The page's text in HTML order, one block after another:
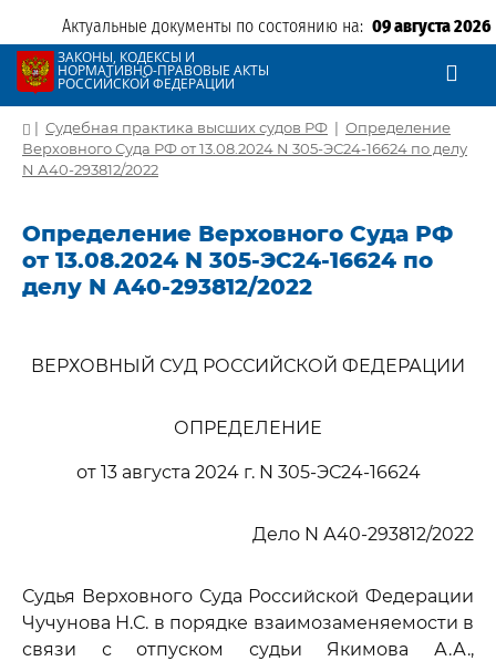
Актуальные документы по состоянию на: 09 августа 2026
ЗАКОНЫ, КОДЕКСЫ И
НОРМАТИВНО-ПРАВОВЫЕ АКТЫ
РОССИЙСКОЙ ФЕДЕРАЦИИ
| Судебная практика высших судов РФ | Определение
Верховного Суда РФ от 13.08.2024 N 305-ЭС24-16624 по делу
N А40-293812/2022
Определение Верховного Суда РФ
от 13.08.2024 N 305-ЭС24-16624 по
делу N А40-293812/2022
ВЕРХОВНЫЙ СУД РОССИЙСКОЙ ФЕДЕРАЦИИ
ОПРЕДЕЛЕНИЕ
от 13 августа 2024 г. N 305-ЭС24-16624
Дело N А40-293812/2022
Судья Верховного Суда Российской Федерации
Чучунова Н.С. в порядке взаимозаменяемости в
связи с отпуском судьи Якимова А.А.,